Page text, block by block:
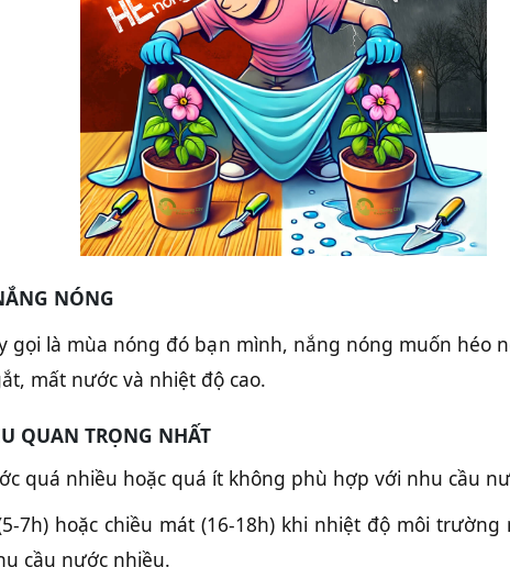
NÓNG
gọi là mùa nóng đó bạn mình, nắng nóng muốn héo
mất nước và nhiệt độ cao.
QUAN TRỌNG NHẤT
quá nhiều hoặc quá ít không phù hợp với nhu cầu
7h) hoặc chiều mát (16-18h) khi nhiệt độ môi
cầu nước nhiều.